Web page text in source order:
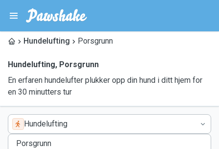
Hundelufting Porsgrunn
Hundelufting, Porsgrunn
En erfaren hundelufter plukker opp din hund i ditt hjem for
en 30 minutters tur
Hundelufting